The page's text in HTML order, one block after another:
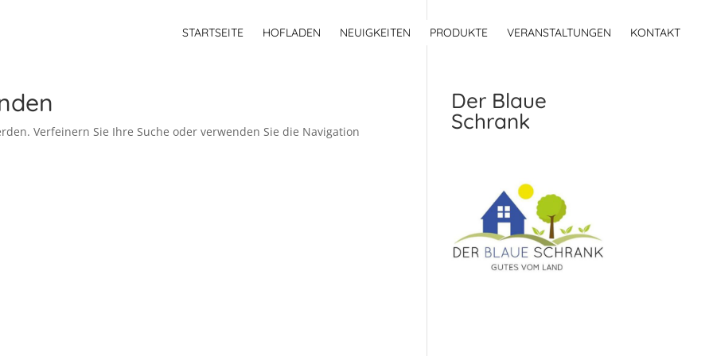
STARTSEITE HOFLADEN NEUIGKEITEN PRODUKTE VERANSTALTUNGEN KONTAKT
Verfeinern Sie Ihre Suche oder verwenden Sie die Navigation
Der Blaue
Schrank